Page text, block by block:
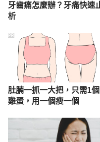
牙齒痛怎麼辦？牙痛快速
析
肚腩一抓一大把，只需1個
雞蛋，用一個瘦一個
PR